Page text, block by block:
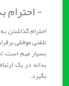
- احترام
احترام گذاشتن
تلفنی موفقی
بسیار مهم است،
بداند در یک
بگیرد.